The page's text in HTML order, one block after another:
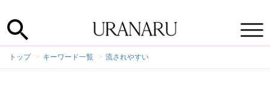
トップ キーワード一覧 流されやすい